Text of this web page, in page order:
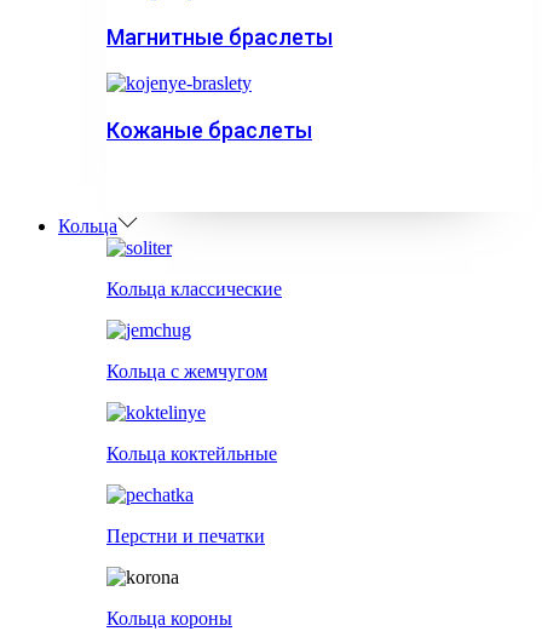
Магнитные браслеты
Кожаные браслеты
Кольца
Кольца классические
Кольца с жемчугом
Кольца коктейльные
Перстни и печатки
Кольца короны